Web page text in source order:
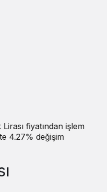
fiyatından işlem
4.27% değişim